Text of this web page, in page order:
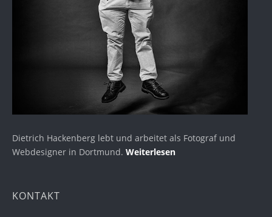
Dietrich Hackenberg lebt und arbeitet als Fotograf und
Webdesigner in Dortmund. Weiterlesen
KONTAKT